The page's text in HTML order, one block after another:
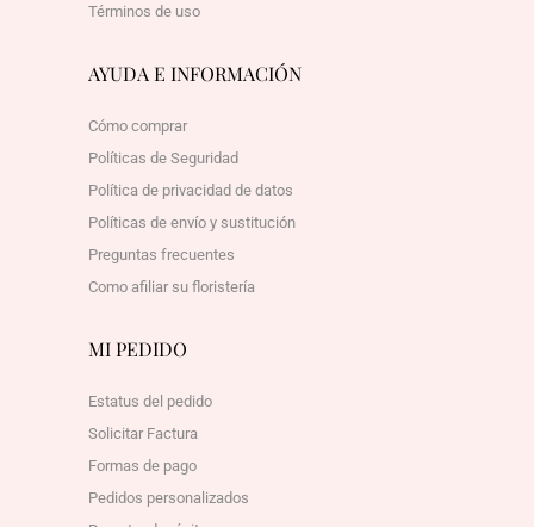
Términos de uso
AYUDA E INFORMACIÓN
Cómo comprar
Políticas de Seguridad
Política de privacidad de datos
Políticas de envío y sustitución
Preguntas frecuentes
Como afiliar su floristería
MI PEDIDO
Estatus del pedido
Solicitar Factura
Formas de pago
Pedidos personalizados